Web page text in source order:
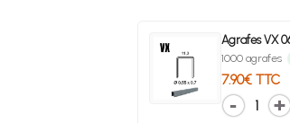
Agrafes VX
1000 agrafes
7.90€ TTC
1